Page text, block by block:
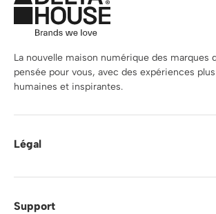
La nouvelle maison numérique des marques
pensée pour vous, avec des expériences
humaines et inspirantes.
Légal
Support